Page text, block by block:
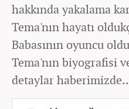
hakkında yakalama
Tema'nın hayatı
Babasının oyuncu
Tema'nın biyografisi
detaylar